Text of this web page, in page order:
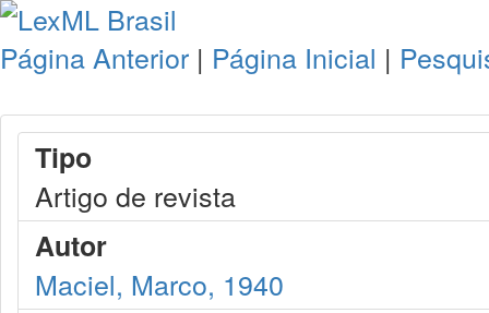
Página Anterior | Página Inicial |
Tipo
Artigo de revista
Autor
Maciel, Marco, 1940